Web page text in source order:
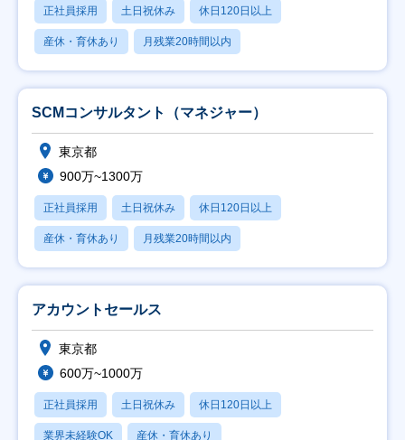
正社員採用 土日祝休み 休日120日以上
産休・育休あり 月残業20時間以内
SCMコンサルタント（マネジャー）
東京都
900万~1300万
正社員採用 土日祝休み 休日120日以上
産休・育休あり 月残業20時間以内
アカウントセールス
東京都
600万~1000万
正社員採用 土日祝休み 休日120日以上
業界未経験OK 産休・育休あり